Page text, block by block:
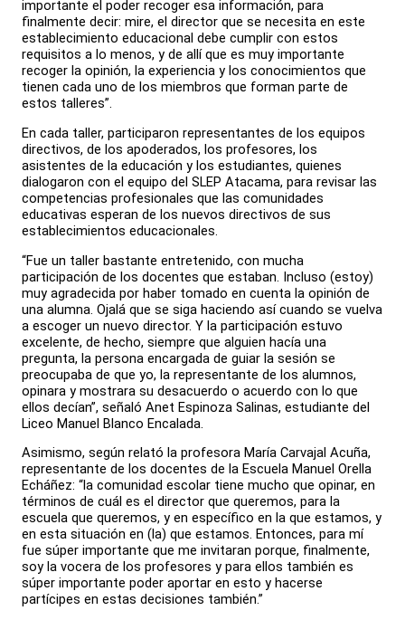
importante el poder recoger esa información, para
finalmente decir: mire, el director que se necesita en este
establecimiento educacional debe cumplir con estos
requisitos a lo menos, y de allí que es muy importante
recoger la opinión, la experiencia y los conocimientos que
tienen cada uno de los miembros que forman parte de
estos talleres”.
En cada taller, participaron representantes de los equipos
directivos, de los apoderados, los profesores, los
asistentes de la educación y los estudiantes, quienes
dialogaron con el equipo del SLEP Atacama, para revisar las
competencias profesionales que las comunidades
educativas esperan de los nuevos directivos de sus
establecimientos educacionales.
“Fue un taller bastante entretenido, con mucha
participación de los docentes que estaban. Incluso (estoy)
muy agradecida por haber tomado en cuenta la opinión de
una alumna. Ojalá que se siga haciendo así cuando se vuelva
a escoger un nuevo director. Y la participación estuvo
excelente, de hecho, siempre que alguien hacía una
pregunta, la persona encargada de guiar la sesión se
preocupaba de que yo, la representante de los alumnos,
opinara y mostrara su desacuerdo o acuerdo con lo que
ellos decían”, señaló Anet Espinoza Salinas, estudiante del
Liceo Manuel Blanco Encalada.
Asimismo, según relató la profesora María Carvajal Acuña,
representante de los docentes de la Escuela Manuel Orella
Echáñez: “la comunidad escolar tiene mucho que opinar, en
términos de cuál es el director que queremos, para la
escuela que queremos, y en específico en la que estamos, y
en esta situación en (la) que estamos. Entonces, para mí
fue súper importante que me invitaran porque, finalmente,
soy la vocera de los profesores y para ellos también es
súper importante poder aportar en esto y hacerse
partícipes en estas decisiones también.”